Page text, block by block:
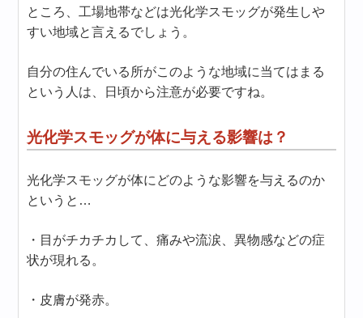
ところ、工場地帯などは光化学スモッグが発生しや
すい地域と言えるでしょう。
自分の住んでいる所がこのような地域に当てはまる
という人は、日頃から注意が必要ですね。
光化学スモッグが体に与える影響は？
光化学スモッグが体にどのような影響を与えるのか
というと…
・目がチカチカして、痛みや流涙、異物感などの症
状が現れる。
・皮膚が発赤。